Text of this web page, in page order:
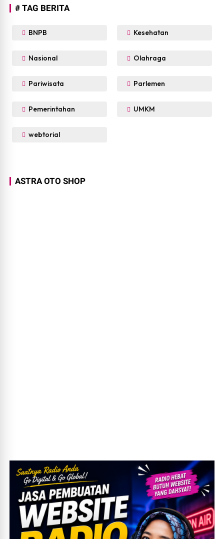
# TAG BERITA
BNPB Kesehatan
Nasional Olahraga
Pariwisata Parlemen
Pemerintahan UMKM
webtorial
ASTRA OTO SHOP